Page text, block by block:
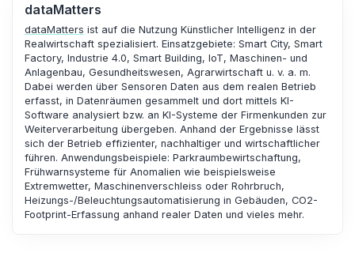
dataMatters
dataMatters ist auf die Nutzung Künstlicher Intelligenz in der
Realwirtschaft spezialisiert. Einsatzgebiete: Smart City, Smart
Factory, Industrie 4.0, Smart Building, IoT, Maschinen- und
Anlagenbau, Gesundheitswesen, Agrarwirtschaft u. v. a. m.
Dabei werden über Sensoren Daten aus dem realen Betrieb
erfasst, in Datenräumen gesammelt und dort mittels KI-
Software analysiert bzw. an KI-Systeme der Firmenkunden zur
Weiterverarbeitung übergeben. Anhand der Ergebnisse lässt
sich der Betrieb effizienter, nachhaltiger und wirtschaftlicher
führen. Anwendungsbeispiele: Parkraumbewirtschaftung,
Frühwarnsysteme für Anomalien wie beispielsweise
Extremwetter, Maschinenverschleiss oder Rohrbruch,
Heizungs-/Beleuchtungsautomatisierung in Gebäuden, CO2-
Footprint-Erfassung anhand realer Daten und vieles mehr.